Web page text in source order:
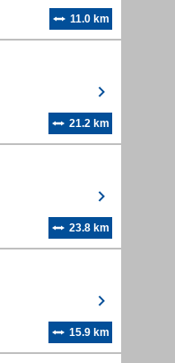
11.0 km
21.2 km
23.8 km
15.9 km